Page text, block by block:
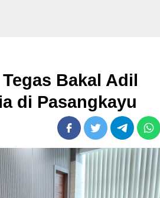
Bakal Adil
di Pasangkayu